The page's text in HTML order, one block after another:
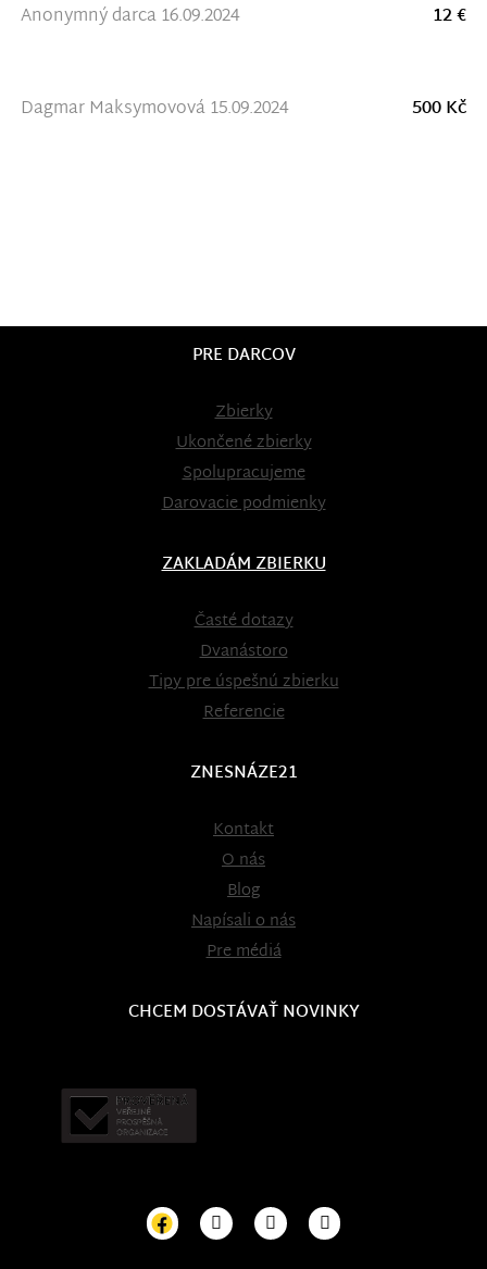
Anonymný darca 16.09.2024 12 €
Dagmar Maksymovová 15.09.2024 500 Kč
PRE DARCOV
Zbierky
Ukončené zbierky
Spolupracujeme
Darovacie podmienky
ZAKLADÁM ZBIERKU
Časté dotazy
Dvanástoro
Tipy pre úspešnú zbierku
Referencie
ZNESNÁZE21
Kontakt
O nás
Blog
Napísali o nás
Pre médiá
CHCEM DOSTÁVAŤ NOVINKY